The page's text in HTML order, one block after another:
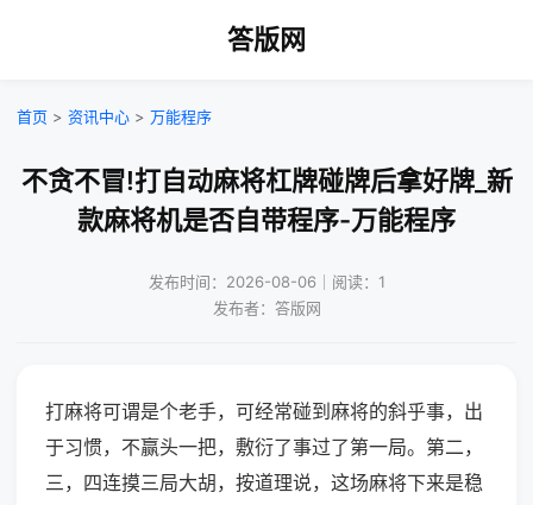
答版网
首页 > 资讯中心 > 万能程序
不贪不冒!打自动麻将杠牌碰牌后拿好牌_新
款麻将机是否自带程序-万能程序
发布时间：2026-08-06｜阅读：1
发布者：答版网
打麻将可谓是个老手，可经常碰到麻将的斜乎事，出
于习惯，不赢头一把，敷衍了事过了第一局。第二，
三，四连摸三局大胡，按道理说，这场麻将下来是稳